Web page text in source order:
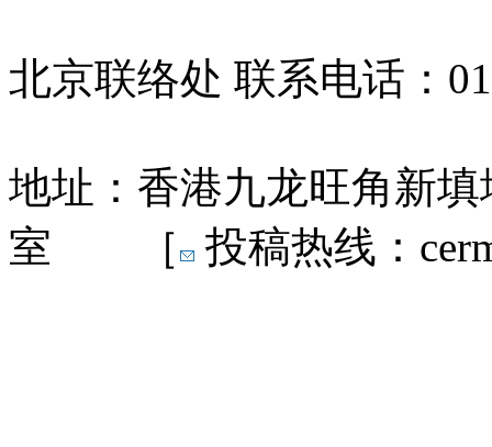
北京联络处 联系电话：
地址：香港九龙旺角新
室 ［
投稿热线：